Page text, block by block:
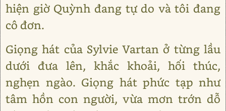
hiện giờ Quỳnh đang tự do và tôi đang
cô đơn.
Giọng hát của Sylvie Vartan ở từng lầu
dưới đưa lên, khắc khoải, hối thúc,
nghẹn ngào. Giọng hát phức tạp như
tâm hồn con người, vừa mơn trớn dỗ